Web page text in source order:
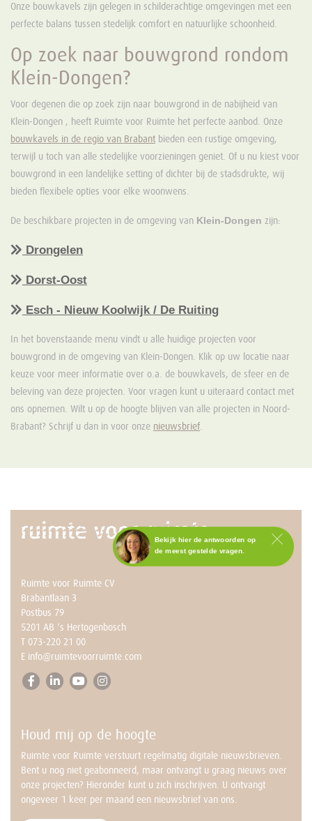
Bekijk hier de antwoorden op
de meest gestelde vragen.
Onze bouwkavels zijn gelegen in schilderachtige omgevingen met een
perfecte balans tussen stedelijk comfort en natuurlijke schoonheid.
Op zoek naar bouwgrond rondom
Klein-Dongen?
Voor degenen die op zoek zijn naar bouwgrond in de nabijheid van
Klein-Dongen , heeft Ruimte voor Ruimte het perfecte aanbod. Onze
bouwkavels in de regio van Brabant bieden een rustige omgeving,
terwijl u toch van alle stedelijke voorzieningen geniet. Of u nu kiest voor
bouwgrond in een landelijke setting of dichter bij de stadsdrukte, wij
bieden flexibele opties voor elke woonwens.
De beschikbare projecten in de omgeving van Klein-Dongen zijn:
Drongelen
Dorst-Oost
Esch - Nieuw Koolwijk / De Ruiting
In het bovenstaande menu vindt u alle huidige projecten voor
bouwgrond in de omgeving van Klein-Dongen. Klik op uw locatie naar
keuze voor meer informatie over o.a. de bouwkavels, de sfeer en de
beleving van deze projecten. Voor vragen kunt u uiteraard contact met
ons opnemen. Wilt u op de hoogte blijven van alle projecten in Noord-
Brabant? Schrijf u dan in voor onze nieuwsbrief.
Ruimte voor Ruimte CV
Brabantlaan 3
Postbus 79
5201 AB ‘s Hertogenbosch
073-220 21 00
E info@ruimtevoorruimte.com
Houd mij op de hoogte
Ruimte voor Ruimte verstuurt regelmatig digitale nieuwsbrieven.
Bent u nog niet geabonneerd, maar ontvangt u graag nieuws over
onze projecten? Hieronder kunt u zich inschrijven. U ontvangt
ongeveer 1 keer per maand een nieuwsbrief van ons.